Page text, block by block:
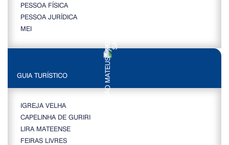
PESSOA FÍSICA
PESSOA JURÍDICA
MEI
GUIA TURÍSTICO
IGREJA VELHA
CAPELINHA DE GURIRI
LIRA MATEENSE
FEIRAS LIVRES